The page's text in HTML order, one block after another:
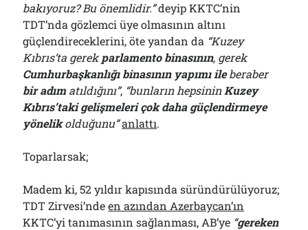
bakıyoruz? Bu önemlidir.”deyip KKTC’nin
TDT’nda gözlemci üye olmasının altını
güçlendireceklerini, öte yandan da “Kuzey
Kıbrıs’ta gerek parlamento binasının, gerek
Cumhurbaşkanlığı binasının yapımı ileberaber
bir adım atıldığını”, “bunların hepsininKuzey
Kıbrıs’taki gelişmeleri çok daha güçlendirmeye
yönelikolduğunu”anlattı.
Toparlarsak;
Madem ki, 52 yıldır kapısında süründürülüyoruz;
TDT Zirvesi’ndeen azından Azerbaycan’ın
KKTC’yi tanımasının sağlanması, AB’ye “gereken